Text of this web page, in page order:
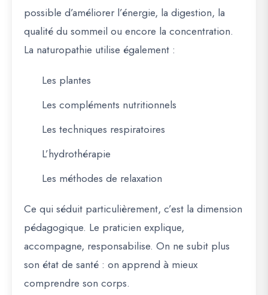
possible d’améliorer l’énergie, la digestion, la
qualité du sommeil ou encore la concentration.
La naturopathie utilise également :
Les plantes
Les compléments nutritionnels
Les techniques respiratoires
L’hydrothérapie
Les méthodes de relaxation
Ce qui séduit particulièrement, c’est la dimension
pédagogique. Le praticien explique,
accompagne, responsabilise. On ne subit plus
son état de santé : on apprend à mieux
comprendre son corps.